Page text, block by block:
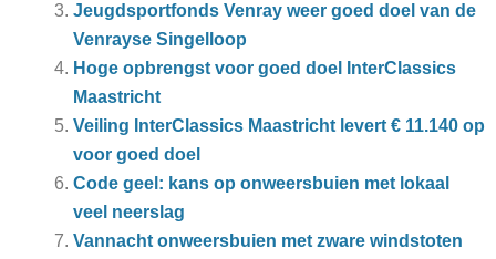
Jeugdsportfonds Venray weer goed doel van de
Venrayse Singelloop
Hoge opbrengst voor goed doel InterClassics
Maastricht
Veiling InterClassics Maastricht levert € 11.140 op
voor goed doel
Code geel: kans op onweersbuien met lokaal
veel neerslag
Vannacht onweersbuien met zware windstoten